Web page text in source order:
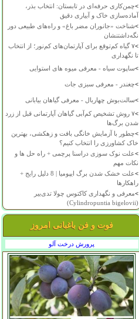
>چمن‌کاری حرفه‌ای در تابستان: انتخاب بذر،
آماده‌سازی خاک و آبیاری دقیق
>شناخت «جانوران مضر باغ» و راه‌های طبیعی دور
نگه‌داشتنشان
>
۷ گیاه کم‌توقع برای آپارتمان‌های کم‌نور؛ از انتخاب
تا نگهداری
>ساپوت سیاه - معرفی میوه های استوایی
>چغندر - معرفی سبزی جات
>سالت‌بوش چهاربال - معرفی گیاهان بیابانی
>
۷ روش تشخیص کم‌آبی گیاهان آپارتمانی قبل از زرد
شدن برگ‌ها
>چطور با آزمایش خانگی بافت و زهکشی، بهترین
خاک کشاورزی را انتخاب کنیم؟
>علت نوک سوزی دراسنا پرچمی + راه حل ها و
نکات مهم
>
علت خشک شدن برگ ایپومیا | 8 دلیل رایج +
راهکارها
>معرفی و نگهداری کاکتوس چولا تدی‌بیر
(Cylindropuntia bigelovii)
فوت و فن باغبانی امروز
پرورش درخت آلو